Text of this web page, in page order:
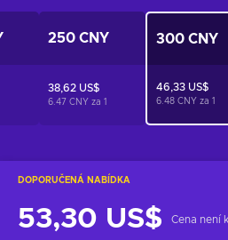
DOPORUČENÁ NABÍDKA
53,30 US$ Cena není
250 CNY
38,62 US$
6.47 CNY za 1
300 CNY
46,33 US$
6.48 CNY za 1